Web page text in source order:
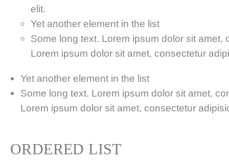
elit.
Yet another element in the list
Some long text. Lorem ipsum dolor sit amet,
Lorem ipsum dolor sit amet, consectetur
Yet another element in the list
Some long text. Lorem ipsum dolor sit amet,
Lorem ipsum dolor sit amet, consectetur
ORDERED LIST